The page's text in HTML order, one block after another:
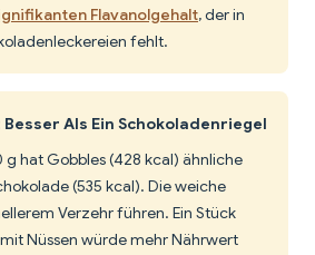
Flavanolgehalt, der in
fehlt.
Besser Als Ein Schokoladenriegel
g hat Gobbles (428 kcal) ähnliche
(535 kcal). Die weiche
Verzehr führen. Ein Stück
Nüssen würde mehr Nährwert